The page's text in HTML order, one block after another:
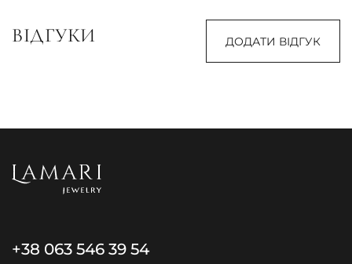
ВІДГУКИ ДОДАТИ ВІДГУК
+38 063 546 39 54